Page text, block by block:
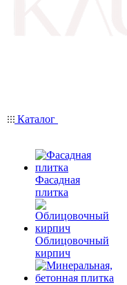
Каталог
Фасадная
плитка
Облицовочный
кирпич